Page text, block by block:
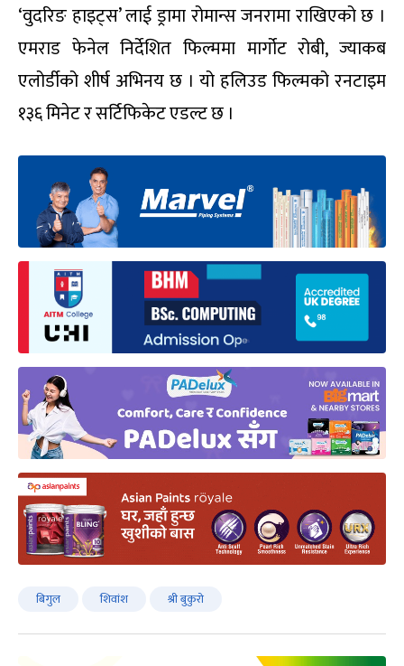
‘वुदरिङ हाइट्स’ लाई ड्रामा रोमान्स जनरामा राखिएको छ ।
एमराड फेनेल निर्देशित फिल्ममा मार्गोट रोबी, ज्याकब
एलोर्डीको शीर्ष अभिनय छ । यो हलिउड फिल्मको रनटाइम
१३६ मिनेट र सर्टिफिकेट एडल्ट छ ।
बिगुल शिवांश श्री बुकुरो